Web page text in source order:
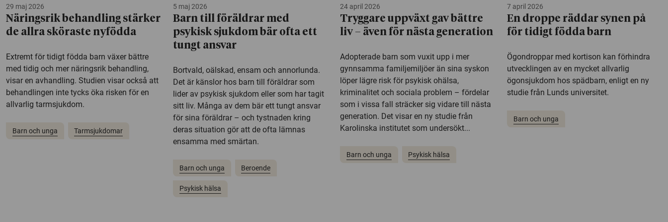
29 maj 2026
Näringsrik behandling stärker
de allra sköraste nyfödda
Extremt för tidigt födda barn växer bättre
med tidig och mer näringsrik behandling,
visar en avhandling. Studien visar också att
behandlingen inte tycks öka risken för en
allvarlig tarmsjukdom.
Barn och unga Tarmsjukdomar
5 maj 2026
Barn till föräldrar med
psykisk sjukdom bär ofta ett
tungt ansvar
Bortvald, oälskad, ensam och annorlunda.
Det är känslor hos barn till föräldrar som
lider av psykisk sjukdom eller som har tagit
sitt liv. Många av dem bär ett tungt ansvar
för sina föräldrar – och tystnaden kring
deras situation gör att de ofta lämnas
ensamma med smärtan.
Barn och unga Beroende
Psykisk hälsa
24 april 2026
Tryggare uppväxt gav bättre
liv – även för nästa generation
Adopterade barn som vuxit upp i mer
gynnsamma familjemiljöer än sina syskon
löper lägre risk för psykisk ohälsa,
kriminalitet och sociala problem – fördelar
som i vissa fall sträcker sig vidare till nästa
generation. Det visar en ny studie från
Karolinska institutet som undersökt...
Barn och unga Psykisk hälsa
7 april 2026
En droppe räddar synen på
för tidigt födda barn
Ögondroppar med kortison kan förhindra
utvecklingen av en mycket allvarlig
ögonsjukdom hos spädbarn, enligt en ny
studie från Lunds universitet.
Barn och unga